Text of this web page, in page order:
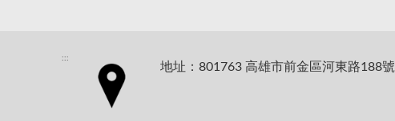
:::
地址：801763 高雄市前金區河東路188號